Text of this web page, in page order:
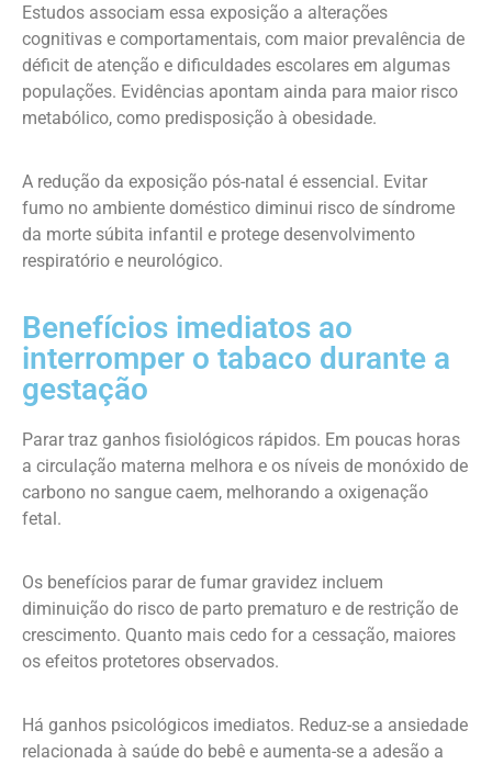
Estudos associam essa exposição a alterações
cognitivas e comportamentais, com maior prevalência de
déficit de atenção e dificuldades escolares em algumas
populações. Evidências apontam ainda para maior risco
metabólico, como predisposição à obesidade.
A redução da exposição pós-natal é essencial. Evitar
fumo no ambiente doméstico diminui risco de síndrome
da morte súbita infantil e protege desenvolvimento
respiratório e neurológico.
Benefícios imediatos ao
interromper o tabaco durante a
gestação
Parar traz ganhos fisiológicos rápidos. Em poucas horas
a circulação materna melhora e os níveis de monóxido de
carbono no sangue caem, melhorando a oxigenação
fetal.
Os benefícios parar de fumar gravidez incluem
diminuição do risco de parto prematuro e de restrição de
crescimento. Quanto mais cedo for a cessação, maiores
os efeitos protetores observados.
Há ganhos psicológicos imediatos. Reduz-se a ansiedade
relacionada à saúde do bebê e aumenta-se a adesão a